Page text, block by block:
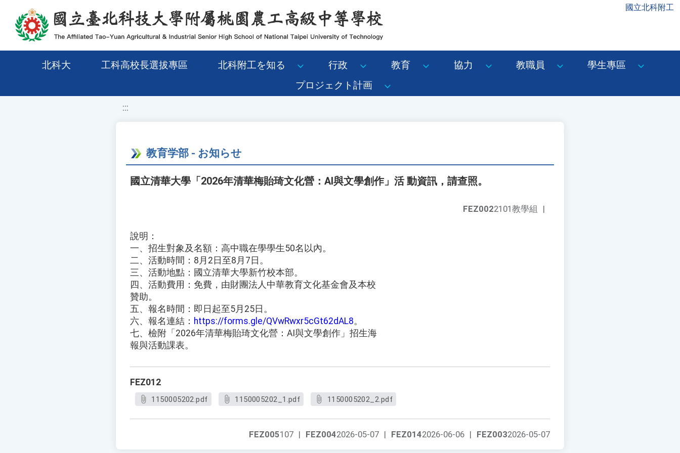
移至網頁之主要內容區位置 國立北科附工
北科大 工科高校長選拔專區 北科附工を知る 行政 教育 協力 教職員
學生專區
プロジェクト計画
:::
教育学部 - お知らせ
國立清華大學「2026年清華梅貽琦文化營：AI與文學創作」活 動資訊，請查照。
FEZ0022101教學組 |
說明：
一、招生對象及名額：高中職在學學生50名以內。
二、活動時間：8月2日至8月7日。
三、活動地點：國立清華大學新竹校本部。
四、活動費用：免費，由財團法人中華教育文化基金會及本校
贊助。
五、報名時間：即日起至5月25日。
六、報名連結： https://forms.gle/QVwRwxr5cGt62dAL8。
七、檢附「2026年清華梅貽琦文化營：AI與文學創作」招生海
報與活動課表。
FEZ012
1150005202.pdf 1150005202_1.pdf 1150005202_2.pdf
FEZ0032026-05-07
FEZ0142026-06-06 |
FEZ0042026-05-07 |
FEZ005107 |